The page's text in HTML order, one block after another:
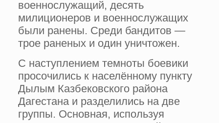
военнослужащий, десять
милиционеров и военнослужащих
были ранены. Среди бандитов —
трое раненых и один уничтожен.
С наступлением темноты боевики
просочились к населённому пункту
Дылым Казбековского района
Дагестана и разделились на две
группы. Основная, используя